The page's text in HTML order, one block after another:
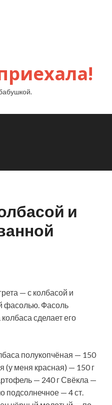
и
— с колбасой и
фасолью. Фасоль
сделает его
полукопчёная — 150
(у меня красная) — 150 г
— 240 г Свёкла —
подсолнечное — 4 ст.